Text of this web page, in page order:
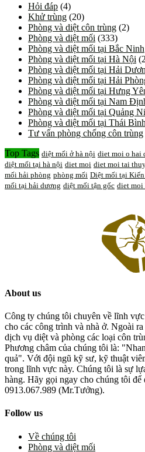
Hỏi đáp (4)
Khử trùng (20)
Phòng và diệt côn trùng (2)
Phòng và diệt mối (333)
Phòng và diệt mối tại Bắc Ninh
Phòng và diệt mối tại Hà Nội
Phòng và diệt mối tại Hải
Phòng và diệt mối tại Hải
Phòng và diệt mối tại Hưng
Phòng và diệt mối tại Nam
Phòng và diệt mối tại Quảng
Phòng và diệt mối tại Thái Bình
Tư vấn phòng chống côn trùng
Top Tags diệt mối ở hà nội diet moi o hai
diệt mối tại hà nội diet moi diet moi tai
mối hải phòng phòng mối Diệt mối tại
mối tại hải dương diệt mối tận gốc diet moi
About us
Công ty chúng tôi chuyên về lĩnh
cho các công trình và nhà ở. Ngoài
dịch vụ diệt và phòng các loại côn
Phương châm của chúng tôi là:
quả". Với đội ngũ kỹ sư, kỹ thuật
trong lĩnh vực này. Chúng tôi là sự
hàng. Hãy gọi ngay cho chúng tôi để
0913.067.989 (Mr.Tưởng).
Follow us
Về chúng tôi
Phòng và diệt mối